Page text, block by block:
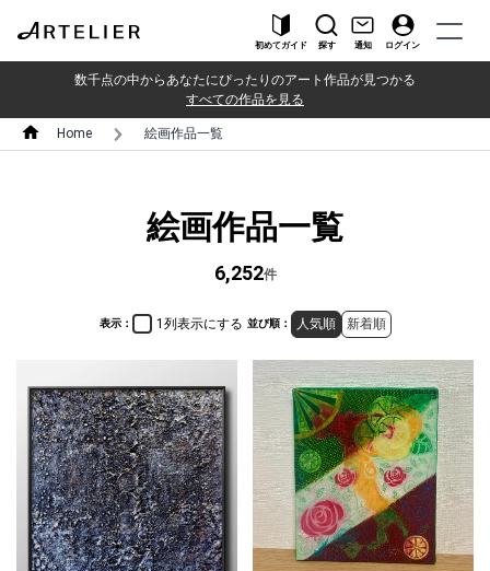
初めてガイド 探す 通知 ログイン
数千点の中からあなたにぴったりのアート作品が見つかる
すべての作品を見る
Home 絵画作品一覧
絵画作品一覧
6,252件
表示： 1列表示にする 並び順： 人気順 新着順